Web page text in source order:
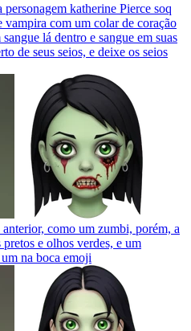
katherine Pierce soq
vampira com um colar de coração
lá dentro e sangue em suas
de seus seios, e deixe os seios
como um zumbi, porém, a
e olhos verdes, e um
na boca emoji